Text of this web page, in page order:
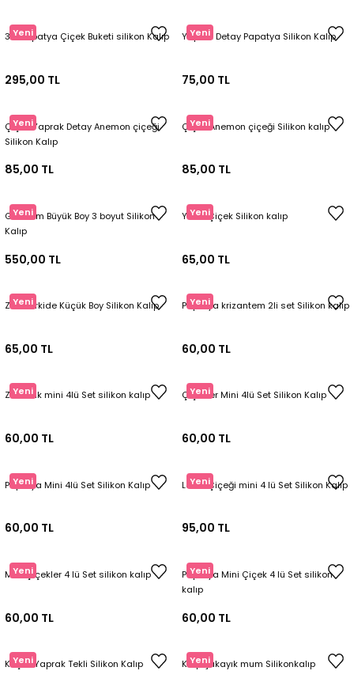
Mum Kabı & Mumluk Silikon Kalıpları
Pano, Tabanlık Silikon Kalıpları
Yeni
3lü Papatya Çiçek Buketi silikon Kalıp
295,00 TL
Yeni
Yaprak Detay Papatya Silikon Kalıp
75,00 TL
Yeni
Çiçek Yaprak Detay Anemon çiçeği
Silikon Kalıp
85,00 TL
Yeni
Çiçek Anemon çiçeği Silikon kalıp
85,00 TL
Yeni
Gül Mum Büyük Boy 3 boyut Silikon
Kalıp
550,00 TL
Yeni
Yıldız Çiçek Silikon kalıp
65,00 TL
Yeni
Zarif Orkide Küçük Boy Silikon Kalıp
65,00 TL
Yeni
Papatya krizantem 2li set Silikon kalıp
60,00 TL
Yeni
Zambak mini 4lü Set silikon kalıp
60,00 TL
Yeni
Çiçekler Mini 4lü Set Silikon Kalıp
60,00 TL
Yeni
Papatya Mini 4lü Set Silikon Kalıp
60,00 TL
Yeni
Lotus Çiçeği mini 4 lü Set Silikon Kalıp
95,00 TL
Yeni
Mini Çiçekler 4 lü Set silikon kalıp
60,00 TL
Yeni
Papatya Mini Çiçek 4 lü Set silikon
kalıp
60,00 TL
Yeni
Küçük Yaprak Tekli Silikon Kalıp Yeni
Kalp Şakayık mum Silikonkalıp